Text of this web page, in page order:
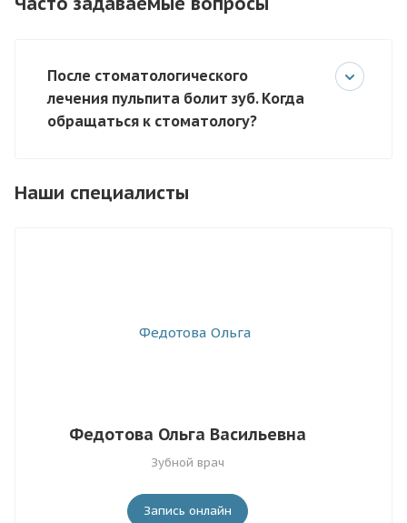
После стоматологического
лечения пульпита болит зуб. Когда
обращаться к стоматологу?
Наши специалисты
Федотова Ольга Васильевна
Зубной врач
Запись онлайн